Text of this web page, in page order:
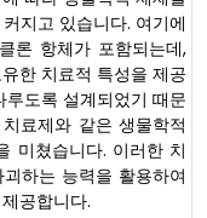
지고 있습니다. 여기에
론 항체가 포함되는데,
한 치료적 특성을 제공
도록 설계되었기 때문
료제와 같은 생물학적
미쳤습니다. 이러한 치
하는 능력을 활용하여
공합니다.